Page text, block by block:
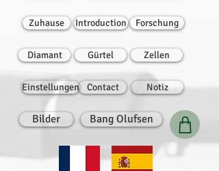
Zuhause Introduction Forschung
Diamant Gürtel Zellen
Einstellungen Contact Notiz
Bilder Bang Olufsen